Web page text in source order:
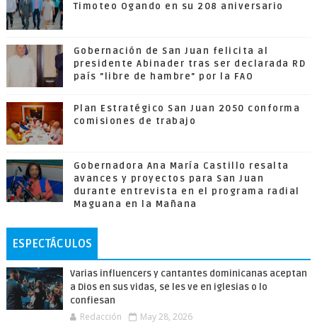
Timoteo Ogando en su 208 aniversario
Gobernación de San Juan felicita al
presidente Abinader tras ser declarada RD
país "libre de hambre" por la FAO
Plan Estratégico San Juan 2050 conforma
comisiones de trabajo
Gobernadora Ana María Castillo resalta
avances y proyectos para San Juan
durante entrevista en el programa radial
Maguana en la Mañana
ESPECTÁCULOS
Varias influencers y cantantes dominicanas aceptan
a Dios en sus vidas, se les ve en iglesias o lo
confiesan
Redacción May 28, 2026